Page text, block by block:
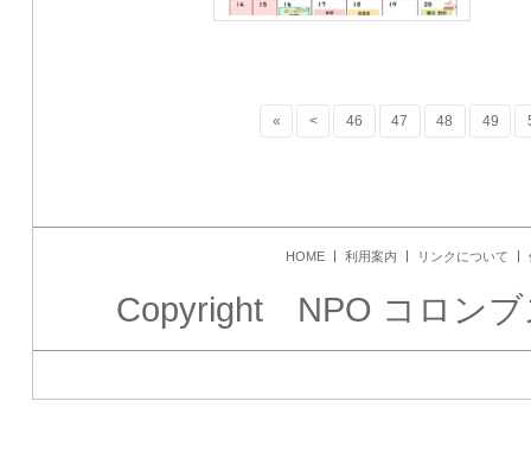
« < 46 47 48 49
HOME 利用案内 リンクについて
Copyright NPO コロンブ